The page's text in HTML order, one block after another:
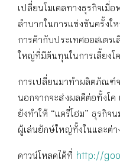
เปลี่ยนโมเดลทางธุรกิจเมื่
ลำบากในการแข่งขันครั้งใ
การค้ากับประเทศออสเตร
ใหญ่ที่มีต้นทุนในการเลี้ยงโ
การเปลี่ยนมาทำผลิตภัณฑ์
นอกจากจะส่งผลดีต่อทั้งโค
ยังทำให้ “แดรี่โฮม” ธุรกิจ
ผู้เล่นยักษ์ใหญ่ทั้งในและต่า
ดาวน์โหลดได้ที่ http://